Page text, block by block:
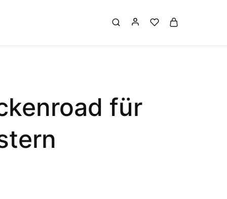
für